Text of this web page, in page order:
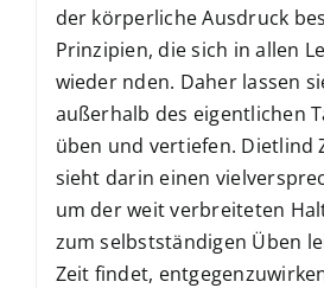
der körperliche Ausdruck
Prinzipien, die sich in allen
wieder nden. Daher lassen
außerhalb des eigentlichen
üben und vertiefen. Dietlind
sieht darin einen
um der weit verbreiteten
zum selbstständigen Üben
Zeit findet,